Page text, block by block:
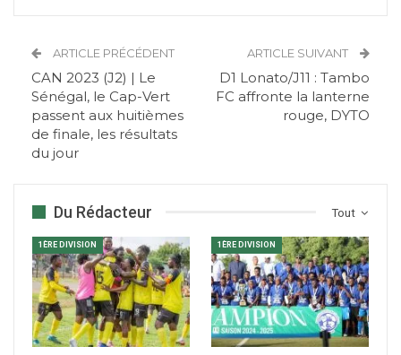
ARTICLE PRÉCÉDENT
CAN 2023 (J2) | Le
Sénégal, le Cap-Vert
passent aux huitièmes
de finale, les résultats
du jour
ARTICLE SUIVANT
D1 Lonato/J11 : Tambo
FC affronte la lanterne
rouge, DYTO
Tout
Du Rédacteur
1ÈRE DIVISION 1ÈRE DIVISION